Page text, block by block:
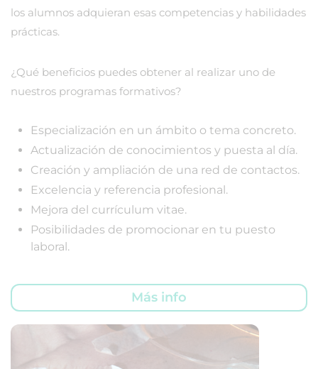
los alumnos adquieran esas competencias y habilidades
prácticas.
¿Qué beneficios puedes obtener al realizar uno de
nuestros programas formativos?
Especialización en un ámbito o tema concreto.
Actualización de conocimientos y puesta al día.
Creación y ampliación de una red de contactos.
Excelencia y referencia profesional.
Mejora del currículum vitae.
Posibilidades de promocionar en tu puesto
laboral.
Más info